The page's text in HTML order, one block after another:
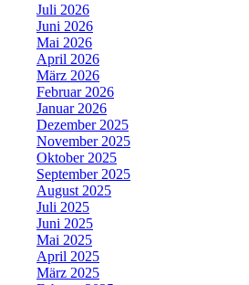
Juli 2026
Juni 2026
Mai 2026
April 2026
März 2026
Februar 2026
Januar 2026
Dezember 2025
November 2025
Oktober 2025
September 2025
August 2025
Juli 2025
Juni 2025
Mai 2025
April 2025
März 2025